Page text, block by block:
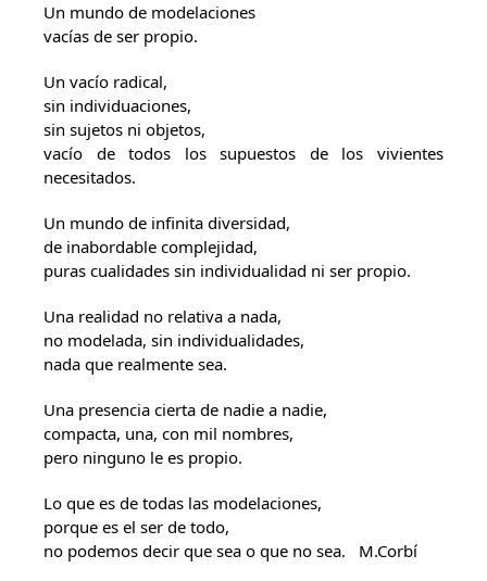
Un mundo de modelaciones
vacías de ser propio.
Un vacío radical,
sin individuaciones,
sin sujetos ni objetos,
vacío de todos los supuestos de los vivientes
necesitados.
Un mundo de infinita diversidad,
de inabordable complejidad,
puras cualidades sin individualidad ni ser propio.
Una realidad no relativa a nada,
no modelada, sin individualidades,
nada que realmente sea.
Una presencia cierta de nadie a nadie,
compacta, una, con mil nombres,
pero ninguno le es propio.
Lo que es de todas las modelaciones,
porque es el ser de todo,
no podemos decir que sea o que no sea. M.Corbí